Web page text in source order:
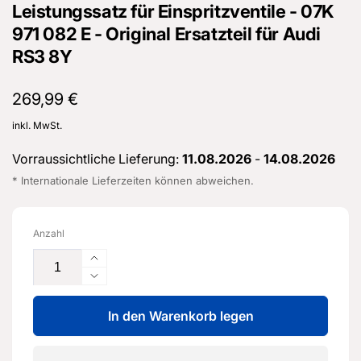
Leistungssatz für Einspritzventile - 07K
971 082 E - Original Ersatzteil für Audi
RS3 8Y
Normaler
Preis
269,99 €
inkl. MwSt.
Vorraussichtliche Lieferung: 11.08.2026 - 14.08.2026
* Internationale Lieferzeiten können abweichen.
Anzahl
Erhöhe
die
Menge
für
Leistungssatz
Verringere
die
Menge
für
In den Warenkorb legen